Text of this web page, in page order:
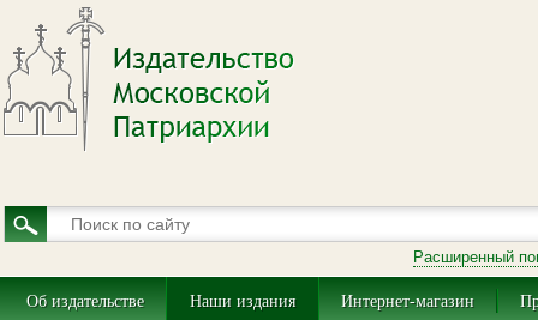
Расширенный
Об издательстве Наши издания Интернет-магазин